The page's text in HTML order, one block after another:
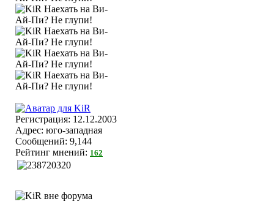
Регистрация: 12.12.2003
Адрес: юго-западная
Сообщений: 9,144
Рейтинг мнений: 162